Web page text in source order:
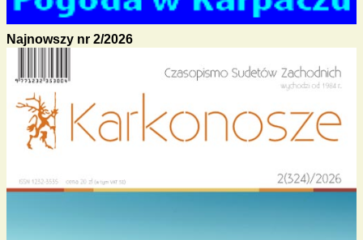
Najnowszy nr 2/2026